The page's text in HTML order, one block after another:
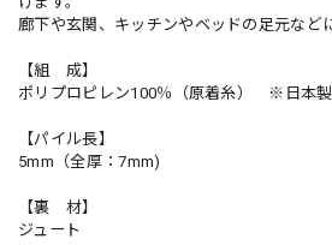
廊下や玄関、キッチンやベッドの足元など
【組 成】
ポリプロピレン100％（原着糸） ※日本製
【パイル長】
5mm（全厚：7mm)
【裏 材】
ジュート